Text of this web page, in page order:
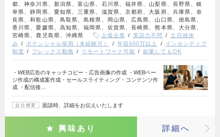
都、神奈川県、新潟県、富山県、石川県、福井県、山梨県、長野県、岐
阜県、静岡県、愛知県、三重県、滋賀県、京都府、大阪府、兵庫県、奈
良県、和歌山県、鳥取県、島根県、岡山県、広島県、山口県、徳島県、
香川県、愛媛県、高知県、福岡県、佐賀県、長崎県、熊本県、大分県、
宮崎県、鹿児島県、沖縄県
上場企業 英語力不問
土日祝休
み
ポテンシャル採用（未経験可） 年収600万以上
インセンティブ
制度
フレックス勤務 リモートワーク可能 副業してもOK
・WEB広告のキャッチコピー・広告画像の作成 ・WEBペー
ジ作成の構成案作成・セールスライティング・コンテンツ作
成 ・配信後…
会社概要 面談時、詳細をお伝えいたします
興味あり 詳細へ